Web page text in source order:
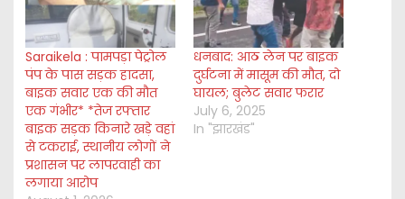
Saraikela : पामपड़ा पेट्रोल
पंप के पास सड़क हादसा,
बाइक सवार एक की मौत
एक गंभीर* *तेज रफ्तार
बाइक सड़क किनारे खड़े वहां
से टकराई, स्थानीय लोगों ने
प्रशासन पर लापरवाही का
लगाया आरोप
धनबाद: आठ लेन पर बाइक
दुर्घटना में मासूम की मौत, दो
घायल; बुलेट सवार फरार
July 6, 2025
In "झारखंड"